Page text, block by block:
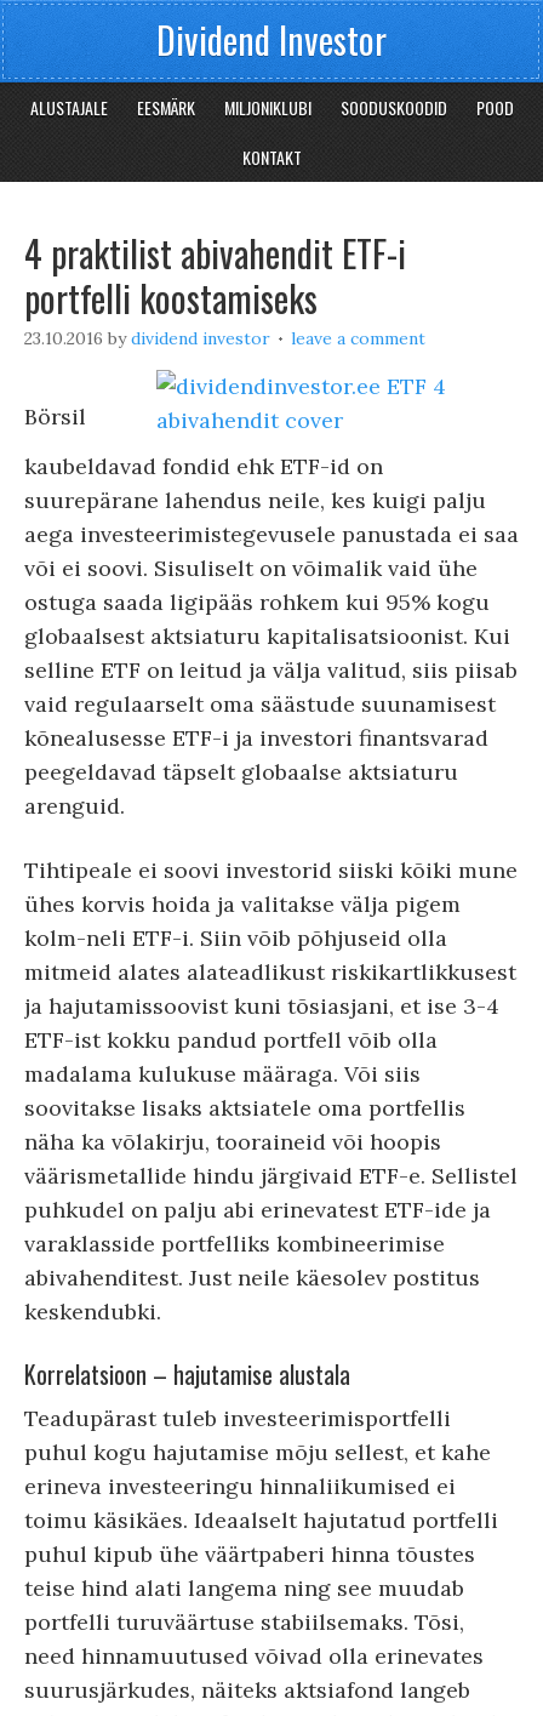
Dividend Investor
ALUSTAJALE EESMÄRK MILJONIKLUBI SOODUSKOODID
POOD
KONTAKT
4 praktilist abivahendit ETF-i
portfelli koostamiseks
23.10.2016 bydividend investor leave a comment
Börsil
kaubeldavad fondid ehk ETF-id on
suurepärane lahendus neile, kes kuigi palju
aega investeerimistegevusele panustada ei saa
või ei soovi. Sisuliselt on võimalik vaid ühe
ostuga saada ligipääs rohkem kui 95% kogu
globaalsest aktsiaturu kapitalisatsioonist. Kui
selline ETF on leitud ja välja valitud, siis piisab
vaid regulaarselt oma säästude suunamisest
kõnealusesse ETF-i ja investori finantsvarad
peegeldavad täpselt globaalse aktsiaturu
arenguid.
Tihtipeale ei soovi investorid siiski kõiki mune
ühes korvis hoida ja valitakse välja pigem
kolm-neli ETF-i. Siin võib põhjuseid olla
mitmeid alates alateadlikust riskikartlikkusest
ja hajutamissoovist kuni tõsiasjani, et ise 3-4
ETF-ist kokku pandud portfell võib olla
madalama kulukuse määraga. Või siis
soovitakse lisaks aktsiatele oma portfellis
näha ka võlakirju, tooraineid või hoopis
väärismetallide hindu järgivaid ETF-e. Sellistel
puhkudel on palju abi erinevatest ETF-ide ja
varaklasside portfelliks kombineerimise
abivahenditest. Just neile käesolev postitus
keskendubki.
Korrelatsioon – hajutamise alustala
Teadupärast tuleb investeerimisportfelli
puhul kogu hajutamise mõju sellest, et kahe
erineva investeeringu hinnaliikumised ei
toimu käsikäes. Ideaalselt hajutatud portfelli
puhul kipub ühe väärtpaberi hinna tõustes
teise hind alati langema ning see muudab
portfelli turuväärtuse stabiilsemaks. Tõsi,
need hinnamuutused võivad olla erinevates
suurusjärkudes, näiteks aktsiafond langeb